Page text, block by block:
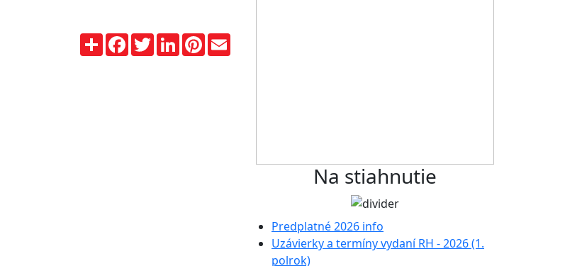
ZdieľajFacebook
TwitterLinkedInPinterest
Na stiahnutie
Predplatné 2026 info
Uzávierky a termíny vydaní RH - 2026 (1.
polrok)